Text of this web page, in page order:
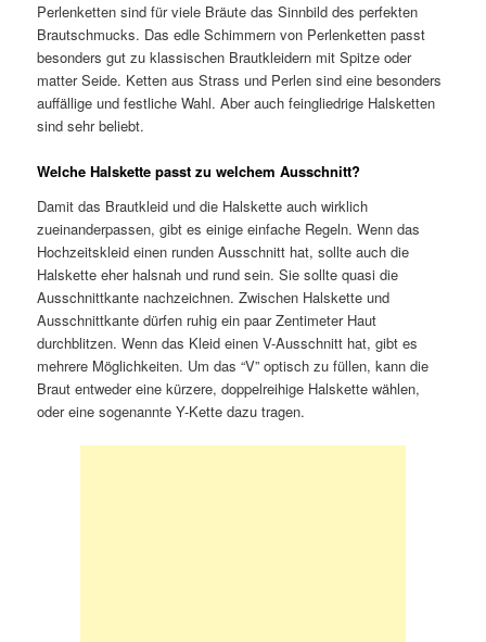
Perlenketten sind für viele Bräute das Sinnbild des perfekten
Brautschmucks. Das edle Schimmern von Perlenketten passt
besonders gut zu klassischen Brautkleidern mit Spitze oder
matter Seide. Ketten aus Strass und Perlen sind eine besonders
auffällige und festliche Wahl. Aber auch feingliedrige Halsketten
sind sehr beliebt.
Welche Halskette passt zu welchem Ausschnitt?
Damit das Brautkleid und die Halskette auch wirklich
zueinanderpassen, gibt es einige einfache Regeln. Wenn das
Hochzeitskleid einen runden Ausschnitt hat, sollte auch die
Halskette eher halsnah und rund sein. Sie sollte quasi die
Ausschnittkante nachzeichnen. Zwischen Halskette und
Ausschnittkante dürfen ruhig ein paar Zentimeter Haut
durchblitzen. Wenn das Kleid einen V-Ausschnitt hat, gibt es
mehrere Möglichkeiten. Um das “V” optisch zu füllen, kann die
Braut entweder eine kürzere, doppelreihige Halskette wählen,
oder eine sogenannte Y-Kette dazu tragen.